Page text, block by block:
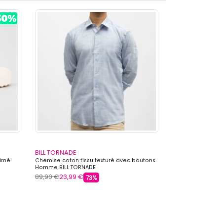
BILL TORNADE
Chemise coton tissu texturé avec boutons
Homme BILL TORNADE
89,90 €23,99 € 73%